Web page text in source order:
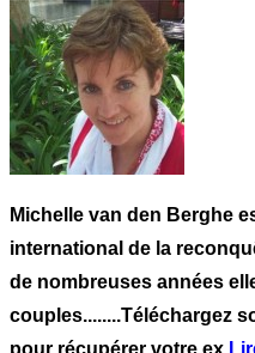
Michelle van den Berghe
international de la
de nombreuses années
couples........Téléchargez